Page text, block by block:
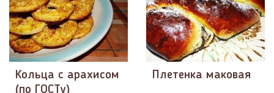
Кольца с арахисом
(по ГОСТу)
Плетенка маковая